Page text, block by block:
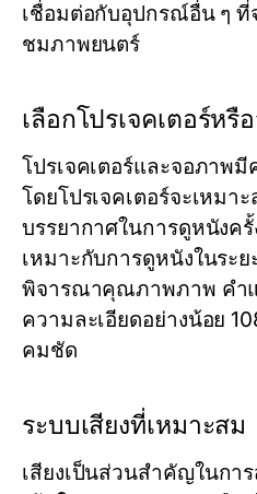
เชื่อมต่อกับอุปกรณ์อื่น ๆ ที่
ชมภาพยนตร์
เลือกโปรเจคเตอร์หรื
โปรเจคเตอร์และจอภาพ
โดยโปรเจคเตอร์จะเหมา
บรรยากาศในการดูหนังค
เหมาะกับการดูหนังในระ
พิจารณาคุณภาพภาพ คำ
ความละเอียดอย่างน้อย
คมชัด
ระบบเสียงที่เหมาะสม
เสียงเป็นส่วนสำคัญในกา